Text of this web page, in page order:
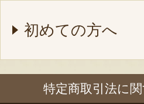
初めての方へ
特定商取引法に